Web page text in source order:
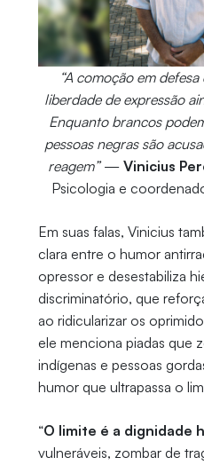
“A comoção em
liberdade de expressão
Enquanto brancos
pessoas negras são
reagem”— Vinicius
Psicologia e
Em suas falas, Vinicius
clara entre o humor
opressor e desestabiliza
discriminatório, que
ao ridicularizar os
ele menciona piadas que
indígenas e pessoas
humor que ultrapassa o
“O limite é a dignidade
vulneráveis, zombar de